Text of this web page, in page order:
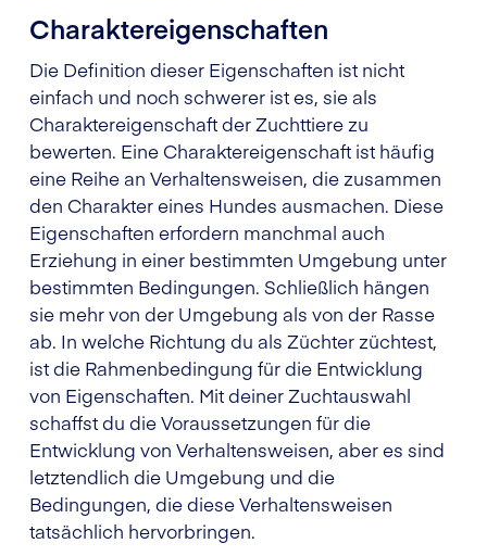
Charaktereigenschaften
Die Definition dieser Eigenschaften ist nicht
einfach und noch schwerer ist es, sie als
Charaktereigenschaft der Zuchttiere zu
bewerten. Eine Charaktereigenschaft ist häufig
eine Reihe an Verhaltensweisen, die zusammen
den Charakter eines Hundes ausmachen. Diese
Eigenschaften erfordern manchmal auch
Erziehung in einer bestimmten Umgebung unter
bestimmten Bedingungen. Schließlich hängen
sie mehr von der Umgebung als von der Rasse
ab. In welche Richtung du als Züchter züchtest,
ist die Rahmenbedingung für die Entwicklung
von Eigenschaften. Mit deiner Zuchtauswahl
schaffst du die Voraussetzungen für die
Entwicklung von Verhaltensweisen, aber es sind
letztendlich die Umgebung und die
Bedingungen, die diese Verhaltensweisen
tatsächlich hervorbringen.